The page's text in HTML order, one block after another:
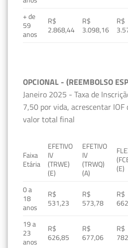
+ de
59
anos
R$
2.868,44
R$
3.098,16
R$
OPCIONAL - (REEMBOLSO
Janeiro 2025 - Taxa de
7,50 por vida, acrescentar IOF
valor total final
Faixa
Etária
EFETIVO
IV
(TRWE)
(E)
EFETIVO
IV
(TRWQ)
(A)
(E)
0 a
18
anos
R$
531,23
R$
573,78
R$
19 a
23
anos
R$
626,85
R$
677,06
R$